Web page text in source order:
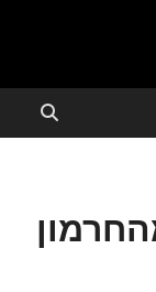
קטע 1: מהחרמון